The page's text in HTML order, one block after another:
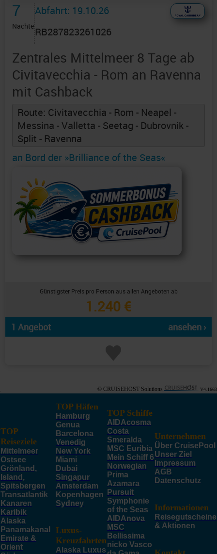
7
Nächte
Abfahrt: 19.10.26
RB287823261026
Zentrales Mittelmeer 8 Tage ab
Civitavecchia - Rom an Ravenna
mit Cashback
Route: Civitavecchia - Rom - Neapel -
Messina - Valletta - Seetag - Dubrovnik -
Split - Ravenna
an Bord der »Brilliance of the Seas«
Günstigster Preis pro Person aus allen Angeboten ab
1.240 €
1 Angebot ansehen ›
© CRUISEHOST Solutions V4.1663
TOP
Reiseziele
Mittelmeer
Ostsee
Grönland,
Island,
Spitsbergen
Transatlantik
Kanaren
Karibik
Alaska
Panamakanal
Emirate &
Orient
TOP Häfen
Hamburg
Genua
Barcelona
Venedig
New York
Miami
Dubai
Singapur
Amsterdam
Kopenhagen
Sydney
Luxus-
Kreuzfahrten
Alaska Luxus
TOP Schiffe
AIDAcosma
Costa
Smeralda
MSC Euribia
Mein Schiff 6
Norwegian
Prima
Azamara
Pursuit
Symphonie
of the Seas
AIDAnova
MSC
Bellissima
nicko Vasco
Unternehmen
Über CruisePool
Unser Ziel
Impressum
AGB
Datenschutz
Informationen
Reisegutscheine
& Aktionen